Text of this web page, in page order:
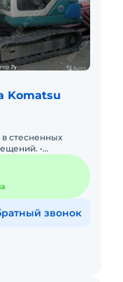
Komatsu
стесненных
•
портит ваш
звонок